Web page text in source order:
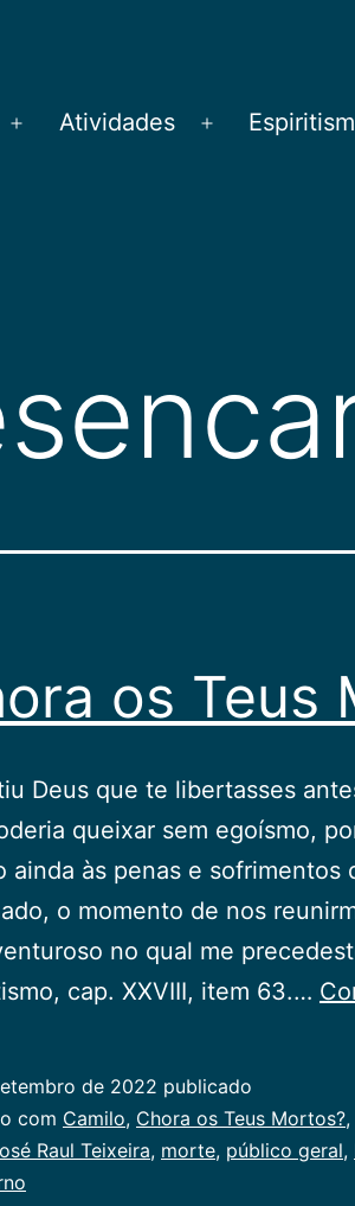
Abrir
Atividades
Abrir
os Teus
Deus que te libertasses
queixar sem egoísmo,
ainda às penas e sofrimentos
o momento de nos
no qual me
cap. XXVIII, item 63.…
de 2022 publicado
com Camilo, Chora os Teus Mortos?,
Raul Teixeira, morte, público geral,